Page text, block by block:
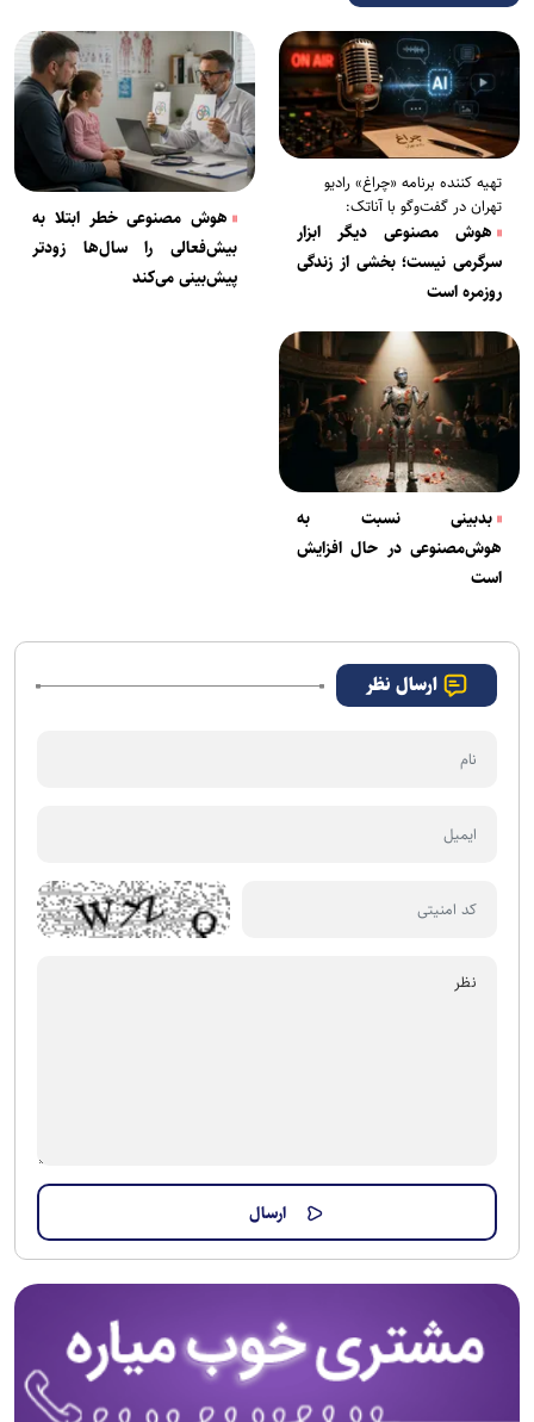
تهیه کننده برنامه «چراغ» رادیو
تهران در گفت‌و‌گو با آناتک:
هوش مصنوعی دیگر ابزار
سرگرمی نیست؛ بخشی از زندگی
روزمره است
هوش‌ مصنوعی خطر ابتلا به
بیش‌فعالی را سال‌ها زودتر
پیش‌بینی می‌کند
بدبینی نسبت به
هوش‌مصنوعی در حال افزایش
است
ارسال نظر